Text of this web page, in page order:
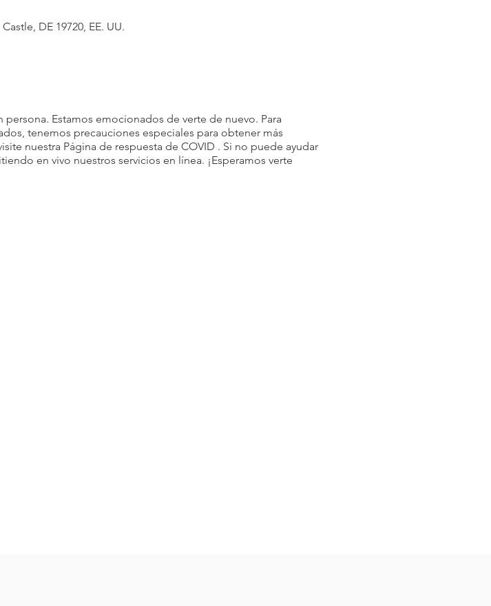
DE 19720, EE. UU.
Estamos emocionados de verte de nuevo. Para
tenemos precauciones especiales para obtener más
nuestra Página de respuesta de COVID . Si no puede ayudar
en vivo nuestros servicios en línea. ¡Esperamos verte